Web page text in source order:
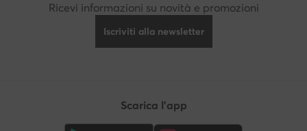
Ricevi informazioni su novità e promozioni
Iscriviti alla newsletter
Scarica l'app